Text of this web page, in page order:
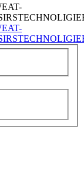
TECHNOLIGIE
TECHNOLIGIE